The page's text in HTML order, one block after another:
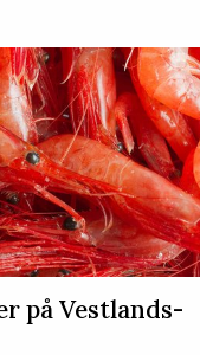
på Vestlands-